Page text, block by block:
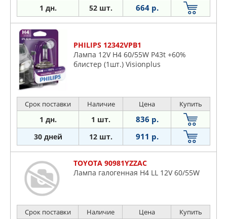
1 дн. 52 шт. 664 р.
PHILIPS 12342VPB1
Лампа 12V H4 60/55W P43t +60%
блистер (1шт.) Visionplus
Срок поставки Наличие Цена Купить
1 дн. 1 шт. 836 р.
30 дней 12 шт. 911 р.
TOYOTA 90981YZZAC
Лампа галогенная H4 LL 12V 60/55W
Срок поставки Наличие Цена Купить